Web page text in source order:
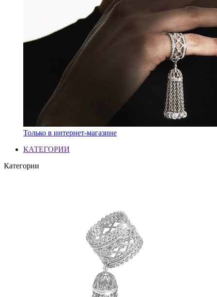
Только в интернет-магазине
КАТЕГОРИИ
Категории